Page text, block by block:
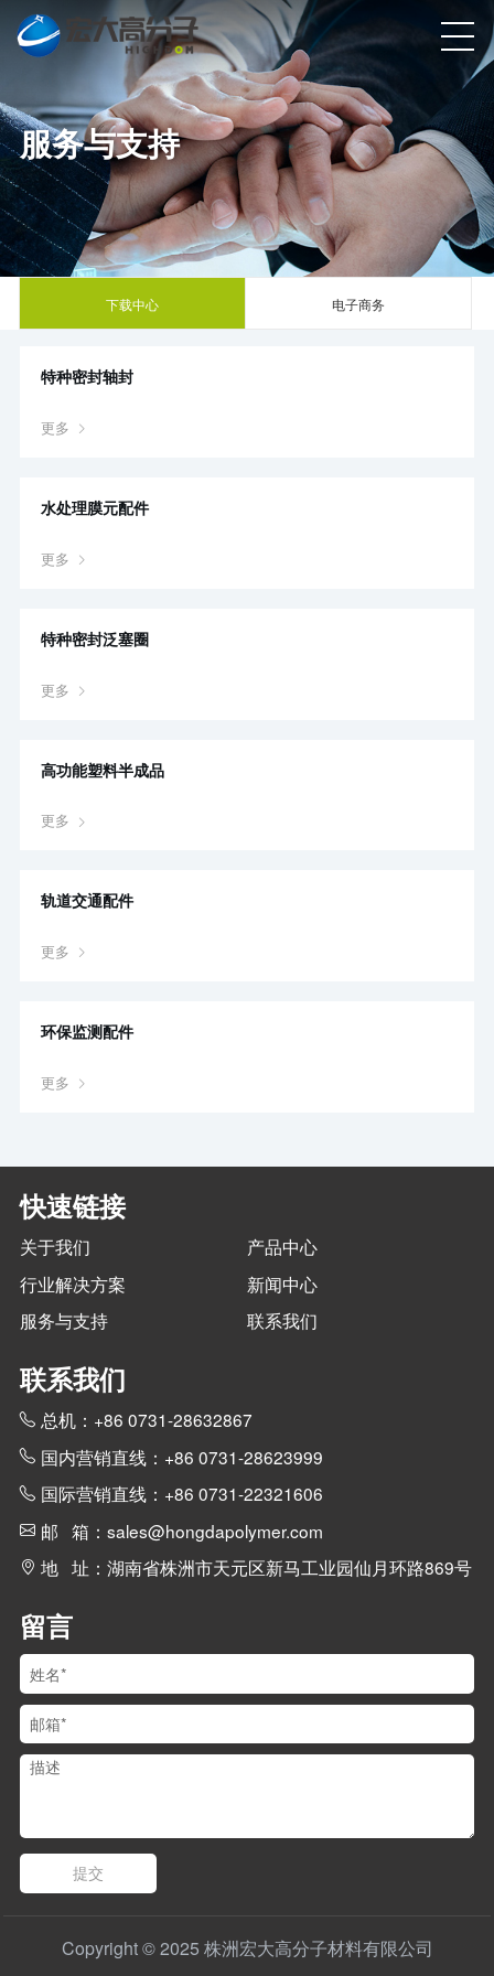
服务与支持
下载中心 电子商务
特种密封轴封
更多
水处理膜元配件
更多
特种密封泛塞圈
更多
高功能塑料半成品
更多
轨道交通配件
更多
环保监测配件
更多
快速链接
关于我们
产品中心
行业解决方案
新闻中心
服务与支持
联系我们
联系我们
总机：+86 0731-28632867
国内营销直线：+86 0731-28623999
国际营销直线：+86 0731-22321606
邮 箱：sales@hongdapolymer.com
地 址：湖南省株洲市天元区新马工业园仙月环路869号
留言
提交
Copyright © 2025 株洲宏大高分子材料有限公司